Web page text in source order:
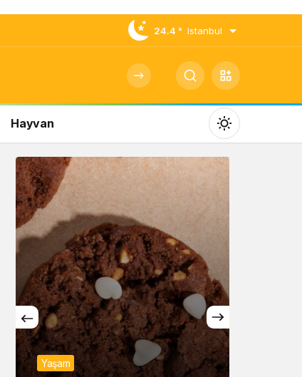
24.4 ° Istanbul
Hayvan
Mod
değiştir
Gündüz Modu
Gündüz modunu seçin.
Gece Modu
Gece modunu seçin.
Sistem Modu
Sistem modunu seçin.
Yaşam